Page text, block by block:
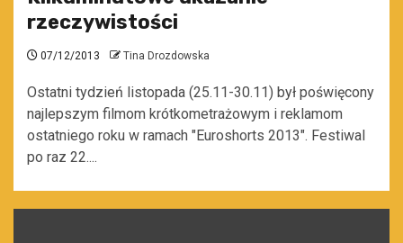
rzeczywistości
07/12/2013 Tina Drozdowska
Ostatni tydzień listopada (25.11-30.11) był poświęcony
najlepszym filmom krótkometrażowym i reklamom
ostatniego roku w ramach "Euroshorts 2013". Festiwal
po raz 22....